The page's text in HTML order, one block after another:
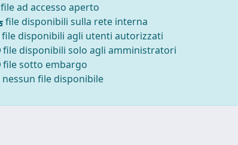
file ad accesso aperto
file disponibili sulla rete interna
file disponibili agli utenti autorizzati
file disponibili solo agli amministratori
file sotto embargo
nessun file disponibile